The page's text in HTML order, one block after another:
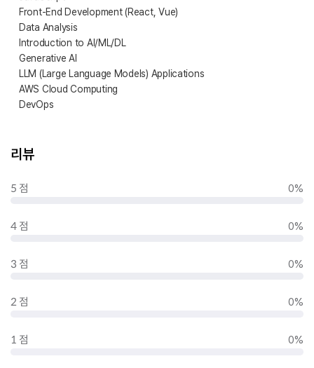
Front-End Development (React, Vue)
Data Analysis
Introduction to AI/ML/DL
Generative AI
LLM (Large Language Models) Applications
AWS Cloud Computing
DevOps
리뷰
5 점 0%
4 점 0%
3 점 0%
2 점 0%
1 점 0%